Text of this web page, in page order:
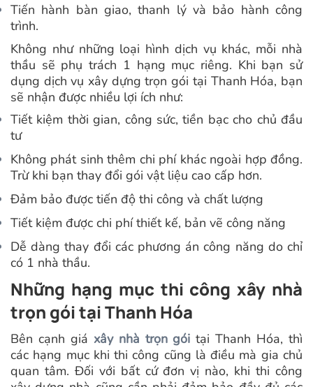
Tiến hành bàn giao, thanh lý và bảo hành công
trình.
Không như những loại hình dịch vụ khác, mỗi nhà
thầu sẽ phụ trách 1 hạng mục riêng. Khi bạn sử
dụng dịch vụ xây dựng trọn gói tại Thanh Hóa, bạn
sẽ nhận được nhiều lợi ích như:
Tiết kiệm thời gian, công sức, tiền bạc cho chủ đầu
tư
Không phát sinh thêm chi phí khác ngoài hợp đồng.
Trừ khi bạn thay đổi gói vật liệu cao cấp hơn.
Đảm bảo được tiến độ thi công và chất lượng
Tiết kiệm được chi phí thiết kế, bản vẽ công năng
Dễ dàng thay đổi các phương án công năng do chỉ
có 1 nhà thầu.
Những hạng mục thi công xây nhà
trọn gói tại Thanh Hóa
Bên cạnh giá xây nhà trọn gói tại Thanh Hóa, thì
các hạng mục khi thi công cũng là điều mà gia chủ
quan tâm. Đối với bất cứ đơn vị nào, khi thi công